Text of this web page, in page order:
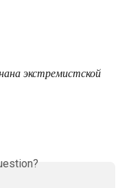
экстремистской